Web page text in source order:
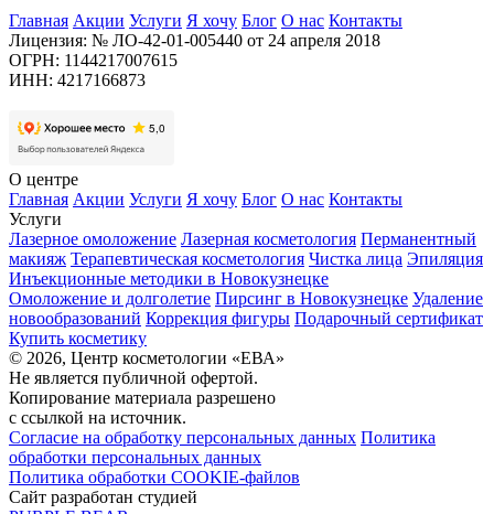
Главная Акции Услуги Я хочу Блог О нас Контакты
Лицензия: № ЛО-42-01-005440 от 24 апреля 2018
ОГРН: 1144217007615
ИНН: 4217166873
О центре
Главная Акции Услуги Я хочу Блог О нас Контакты
Услуги
Лазерное омоложение Лазерная косметология Перманентный
макияж Терапевтическая косметология Чистка лица Эпиляция
Инъекционные методики в Новокузнецке
Омоложение и долголетие Пирсинг в Новокузнецке Удаление
новообразований Коррекция фигуры Подарочный сертификат
Купить косметику
© 2026, Центр косметологии «ЕВА»
Не является публичной офертой.
Копирование материала разрешено
с ссылкой на источник.
Согласие на обработку персональных данных Политика
обработки персональных данных
Политика обработки COOKIE-файлов
Сайт разработан студией